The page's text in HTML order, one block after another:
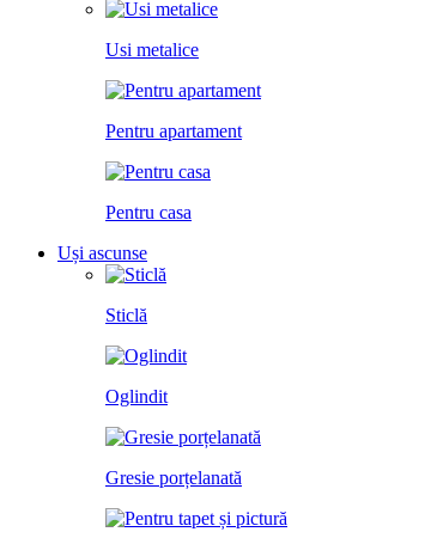
Usi metalice
Pentru apartament
Pentru casa
Uși ascunse
Sticlă
Oglindit
Gresie porțelanată